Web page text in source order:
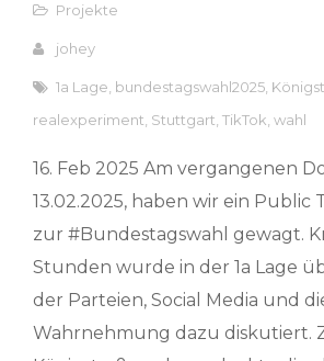
Projekte
johey
1a Lage bundestagswahl2025
realexperiment Stuttgart ,TikTok ,wahl
16. Feb 2025 Am vergangenen
13.02.2025, haben wir ein Public
zur #Bundestagswahl gewagt.
Stunden wurde in der 1a Lage
der Parteien, Social Media und
Wahrnehmung dazu diskutiert.